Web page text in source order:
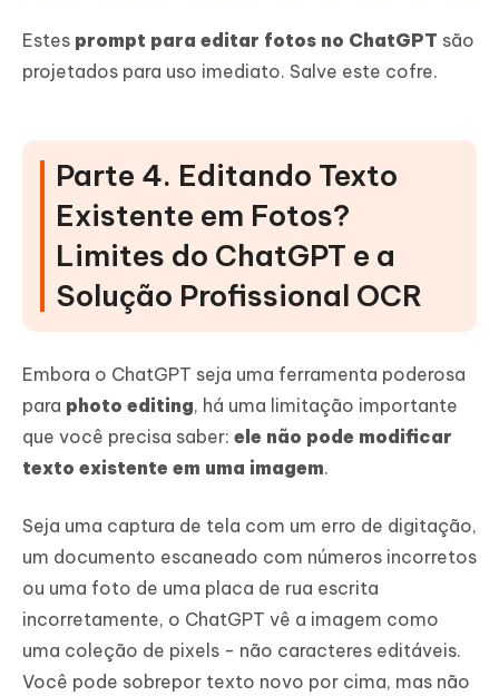
Estes prompt para editar fotos no ChatGPT são
projetados para uso imediato. Salve este cofre.
Parte 4. Editando Texto
Existente em Fotos?
Limites do ChatGPT e a
Solução Profissional OCR
Embora o ChatGPT seja uma ferramenta poderosa
para photo editing, há uma limitação importante
que você precisa saber: ele não pode modificar
texto existente em uma imagem.
Seja uma captura de tela com um erro de digitação,
um documento escaneado com números incorretos
ou uma foto de uma placa de rua escrita
incorretamente, o ChatGPT vê a imagem como
uma coleção de pixels - não caracteres editáveis.
Você pode sobrepor texto novo por cima, mas não